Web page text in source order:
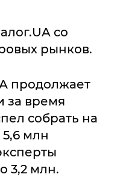
со
рынков.
продолжает
за время
собрать на
млн
3,2 млн.